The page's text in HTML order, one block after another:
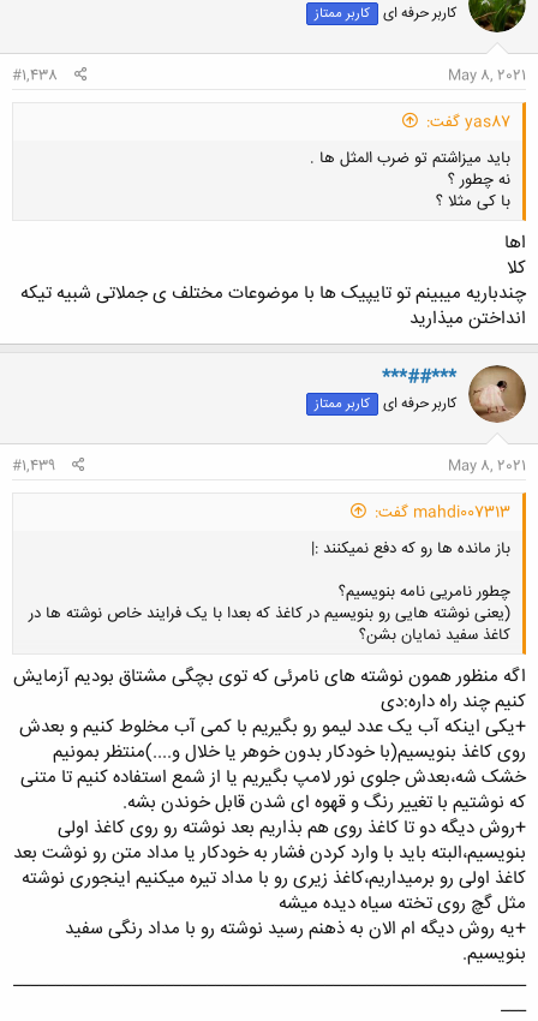
ه
ا
کاربر حرفه ای کاربر ممتاز
May 8, 2021
#1,438
yas87 گفت:
باید میزاشتم تو ضرب المثل ها .
نه چطور ؟
با کی مثلا ؟
اها
کلا
چندباریه میبینم تو تایپیک ها با موضوعات مختلف ی جملاتی شبیه تیکه
انداختن میذارید
***##***
کاربر حرفه ای کاربر ممتاز
May 8, 2021
#1,439
mahdi007313 گفت:
باز مانده ها رو که دفع نمیکنند :|
چطور نامریی نامه بنویسیم؟
(یعنی نوشته هایی رو بنویسیم در کاغذ که بعدا با یک فرایند خاص نوشته ها در
کاغذ سفید نمایان بشن؟
اگه منظور همون نوشته های نامرئی که توی بچگی مشتاق بودیم آزمایش
کنیم چند راه داره:دی
+یکی اینکه آب یک عدد لیمو رو بگیریم با کمی آب مخلوط کنیم و بعدش
روی کاغذ بنویسیم(با خودکار بدون خوهر یا خلال و....)منتظر بمونیم
خشک شه،بعدش جلوی نور لامپ بگیریم یا از شمع استفاده کنیم تا متنی
که نوشتیم با تغییر رنگ و قهوه ای شدن قابل خوندن بشه.
+روش دیگه دو تا کاغذ روی هم بذاریم بعد نوشته رو روی کاغذ اولی
بنویسیم،البته باید با وارد کردن فشار به خودکار یا مداد متن رو نوشت بعد
کاغذ اولی رو برمیداریم،کاغذ زیری رو با مداد تیره میکنیم اینجوری نوشته
مثل گچ روی تخته سیاه دیده میشه
+یه روش دیگه ام الان به ذهنم رسید نوشته رو با مداد رنگی سفید
بنویسیم.
_____________________________________________________________
___